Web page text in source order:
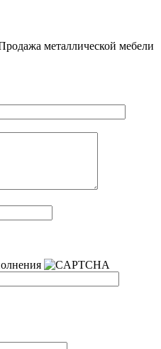
металлической мебели